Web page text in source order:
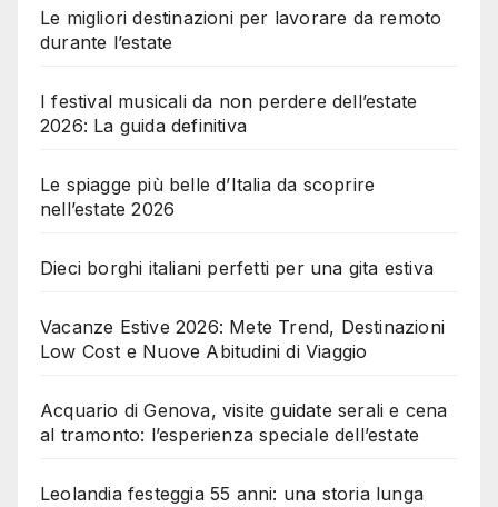
Le migliori destinazioni per lavorare da remoto
durante l’estate
I festival musicali da non perdere dell’estate
2026: La guida definitiva
Le spiagge più belle d’Italia da scoprire
nell’estate 2026
Dieci borghi italiani perfetti per una gita estiva
Vacanze Estive 2026: Mete Trend, Destinazioni
Low Cost e Nuove Abitudini di Viaggio
Acquario di Genova, visite guidate serali e cena
al tramonto: l’esperienza speciale dell’estate
Leolandia festeggia 55 anni: una storia lunga